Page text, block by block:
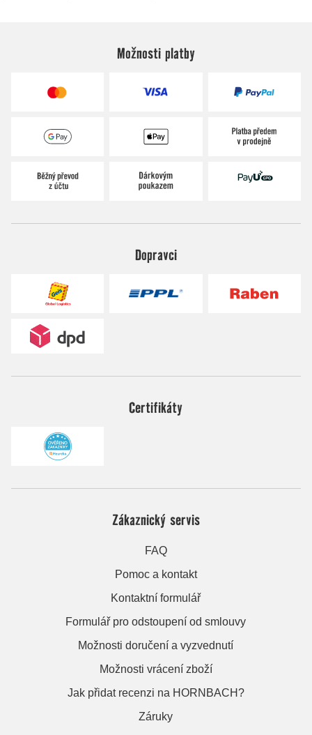
Možnosti platby
Dopravci
Certifikáty
Zákaznický servis
FAQ
Pomoc a kontakt
Kontaktní formulář
Formulář pro odstoupení od smlouvy
Možnosti doručení a vyzvednutí
Možnosti vrácení zboží
Jak přidat recenzi na HORNBACH?
Záruky